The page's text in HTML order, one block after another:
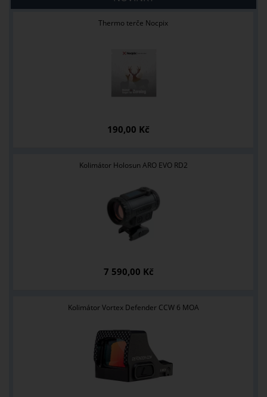
Thermo terče Nocpix
190,00 Kč
Kolimátor Holosun ARO EVO RD2
7 590,00 Kč
Kolimátor Vortex Defender CCW 6 MOA